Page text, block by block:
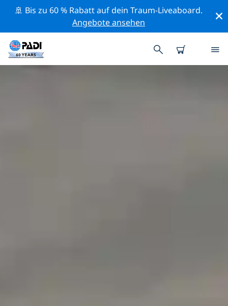
🚢 Bis zu 60 % Rabatt auf dein Traum-Liveaboard.
Angebote ansehen